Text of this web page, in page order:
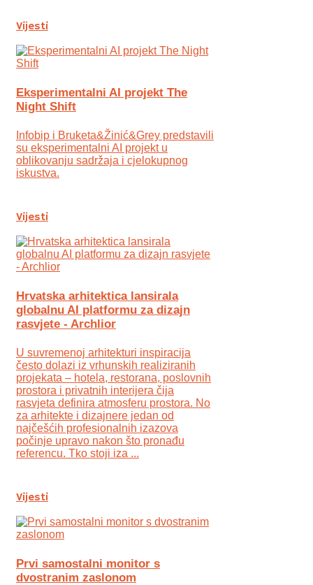
Vijesti
Eksperimentalni AI projekt The
Night Shift
Infobip i Bruketa&Žinić&Grey predstavili
su eksperimentalni AI projekt u
oblikovanju sadržaja i cjelokupnog
iskustva.
Vijesti
Hrvatska arhitektica lansirala
globalnu AI platformu za dizajn
rasvjete - Archlior
U suvremenoj arhitekturi inspiracija
često dolazi iz vrhunskih realiziranih
projekata – hotela, restorana, poslovnih
prostora i privatnih interijera čija
rasvjeta definira atmosferu prostora. No
za arhitekte i dizajnere jedan od
najčešćih profesionalnih izazova
počinje upravo nakon što pronađu
referencu. Tko stoji iza ...
Vijesti
Prvi samostalni monitor s
dvostranim zaslonom